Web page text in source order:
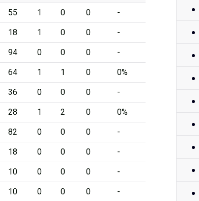
Ал
Легион
55 1 0 0 -
18 1 0 0 -
94 0 0 0 -
64 1 1 0 0%
36 0 0 0 -
28 1 2 0 0%
82 0 0 0 -
18 0 0 0 -
10 0 0 0 -
10 0 0 0 -